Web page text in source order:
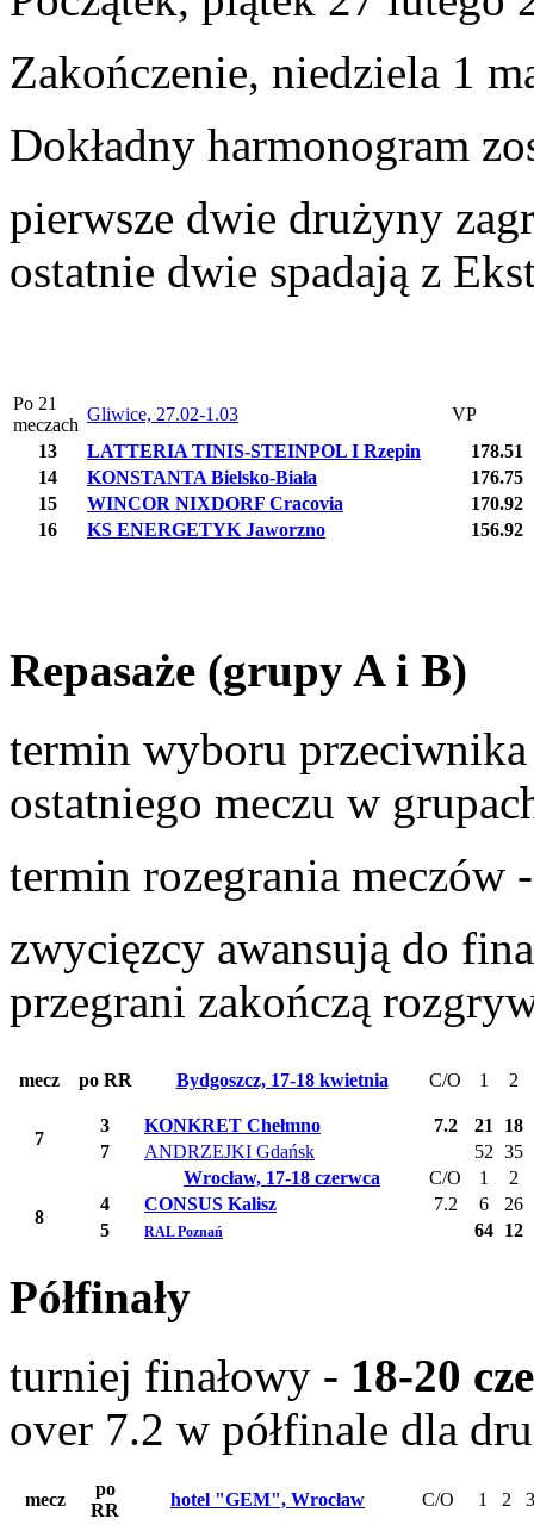
Zakończenie, niedziela 1
Dokładny harmonogram
pierwsze dwie drużyny
ostatnie dwie spadają z
Po 21
meczach
Gliwice, 27.02-1.03
VP
13
LATTERIA TINIS-STEINPOL I Rzepin
178.51
14
KONSTANTA Bielsko-Biała
176.75
15
WINCOR NIXDORF Cracovia
170.92
16
KS ENERGETYK Jaworzno 156.92
Repasaże (grupy A i B)
termin wyboru
ostatniego meczu w
termin rozegrania meczów
zwycięzcy awansują do
przegrani zakończą
mecz po RR Bydgoszcz, 17-18 kwietnia C/O 1 2
7
3 KONKRET Chełmno 7.2 21 18
7
ANDRZEJKI Gdańsk 52 35
Wrocław, 17-18 czerwca
C/O 1
2
8
4 CONSUS Kalisz 7.2 6
26
5
RAL Poznań 64 12
Półfinały
turniej finałowy - 18-20
over 7.2 w półfinale dla
mecz
po
RR
hotel "GEM", Wrocław C/O 1 2 3